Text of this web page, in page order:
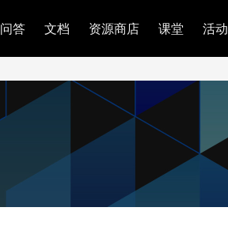
问答 文档 资源商店 课堂 活动